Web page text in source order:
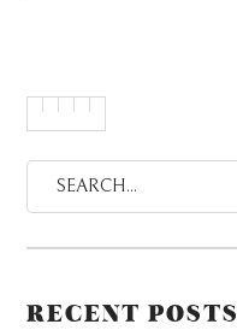
RECENT POSTS